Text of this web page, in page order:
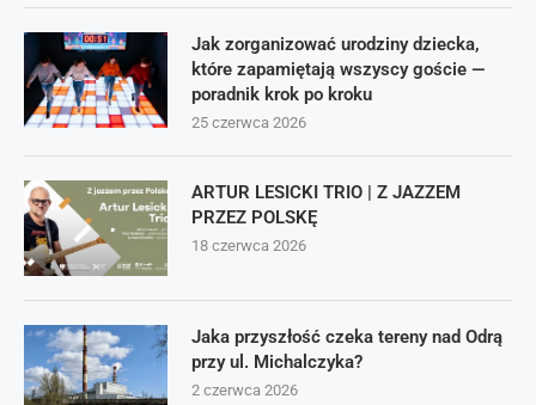
Jak zorganizować urodziny dziecka,
które zapamiętają wszyscy goście —
poradnik krok po kroku
25 czerwca 2026
ARTUR LESICKI TRIO | Z JAZZEM
PRZEZ POLSKĘ
18 czerwca 2026
Jaka przyszłość czeka tereny nad Odrą
przy ul. Michalczyka?
2 czerwca 2026